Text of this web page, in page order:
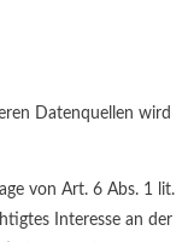
Datenquellen wird
von Art. 6 Abs. 1 lit.
Interesse an der